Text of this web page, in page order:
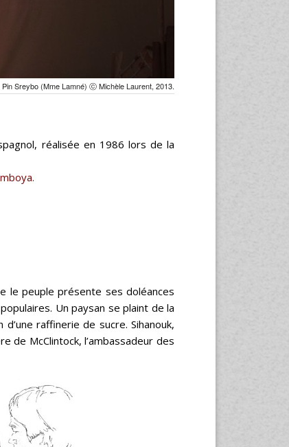
Sreybo (Mme Lamné) ⓒ Michèle Laurent, 2013.
réalisée en 1986 lors de la
le peuple présente ses doléances
Un paysan se plaint de la
raffinerie de sucre. Sihanouk,
de McClintock, l’ambassadeur des